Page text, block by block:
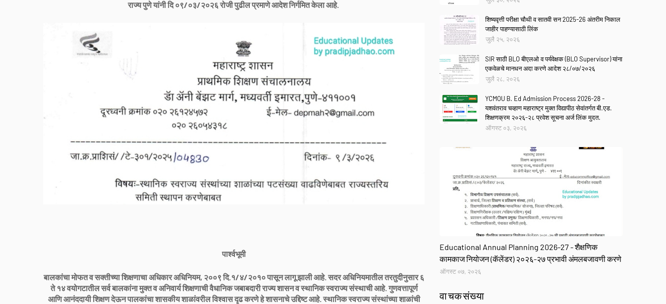
राज्य पुणे यांनी दि ०९/०३/२०२६ रोजी पुढील प्रमाणे आदेश निर्गमित केला आहे.
पार्श्वभूमी
बालकांचा मोफत व सक्तीच्या शिक्षणाचा अधिकार अधिनियम, २००९ दि.१/४/२०१० पासून लागू झाली आहे. सदर अधिनियमातील तरतुदीनुसार ६
ते १४ वयोगटातील सर्व बालकांना मुक्त व अनिवार्य शिक्षणाची वैधानिक जबाबदारी राज्य शासन व स्थानिक स्वराज्य संस्थाची आहे. गुणवत्तापूर्ण
आणि आनंददायी शिक्षण देऊन पालकांचा शासकीय शाळांवरील विश्वास दृढ करणे हे शासनाचे उद्दिष्ट आहे. स्थानिक स्वराज्य संस्थांच्या शाळांची
शिष्यवृत्ती परीक्षा चौथी व सातवी सन 2025-26 अंतरीम निकाल
जाहीर पाहण्यासाठी लिंक
जुलै २५, २०२६
SIR साठी BLO बीएलओ व पर्यवेक्षक (BLO Supervisor) यांना
एकवेळचे मानधन अदा करणे आदेश २८/०७/२०२६
जुलै २८, २०२६
YCMOU B. Ed Admission Process 2026-28 -
यशवंतराव चव्हाण महाराष्ट्र मुक्त विद्यापीठ सेवांतर्गत बी.एड.
शिक्षणक्रम २०२६-२८ प्रवेश सूचना अर्ज लिंक मुदत.
ऑगस्ट ०३, २०२६
Educational Annual Planning 2026-27 - शैक्षणिक
कामकाज नियोजन (कॅलेंडर) २०२६-२७ प्रभावी अंमलबजावणी करणे
ऑगस्ट ०७, २०२६
वाचकसंख्या